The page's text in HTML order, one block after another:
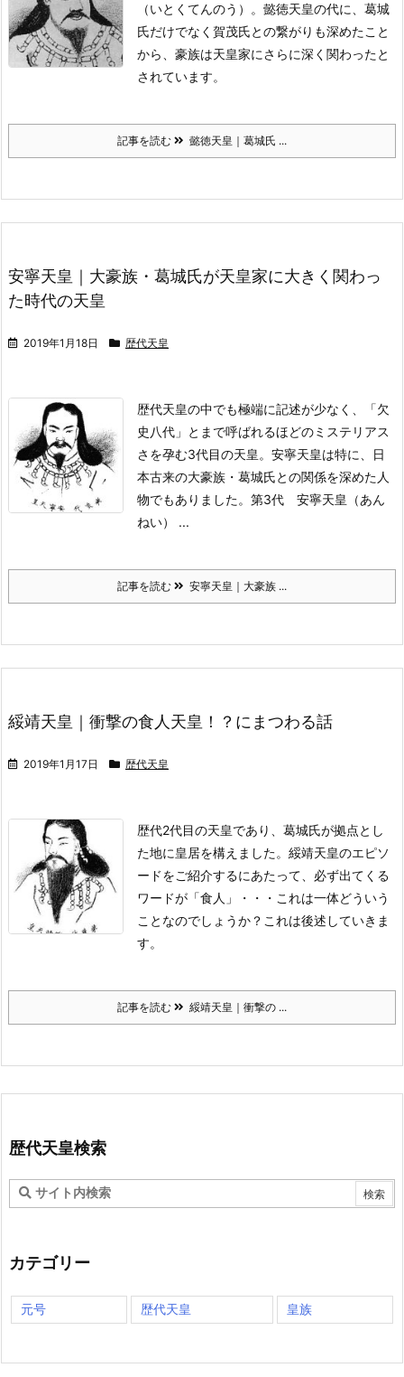
（いとくてんのう）。 懿徳天皇の代に、葛城
氏だけでなく賀茂氏との繋がりも深めたこと
から、豪族は天皇家にさらに深く関わったと
されています。
記事を読む 懿徳天皇｜葛城氏 ...
安寧天皇｜大豪族・葛城氏が天皇家に大きく関わっ
た時代の天皇
2019年1月18日 歴代天皇
歴代天皇の中でも極端に記述が少なく、「欠
史八代」とまで呼ばれるほどのミステリアス
さを孕む3代目の天皇。 安寧天皇は特に、日
本古来の大豪族・葛城氏との関係を深めた人
物でもありました。 第3代 安寧天皇（あん
ねい）
...
記事を読む 安寧天皇｜大豪族 ...
綏靖天皇｜衝撃の食人天皇！？にまつわる話
2019年1月17日 歴代天皇
歴代2代目の天皇であり、葛城氏が拠点とし
た地に皇居を構えました。 綏靖天皇のエピソ
ードをご紹介するにあたって、必ず出てくる
ワードが「食人」・・・これは一体どういう
ことなのでしょうか？ これは後述していきま
す。
記事を読む 綏靖天皇｜衝撃の ...
歴代天皇検索
カテゴリー
元号 歴代天皇 皇族